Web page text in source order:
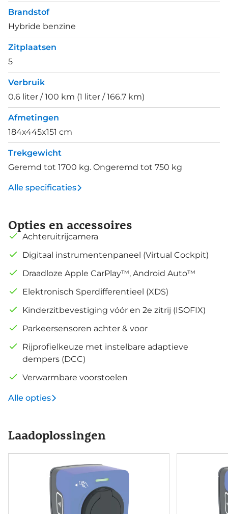
Brandstof
Hybride benzine
Zitplaatsen
5
Verbruik
0.6 liter / 100 km (1 liter / 166.7 km)
Afmetingen
184x445x151 cm
Trekgewicht
Geremd tot 1700 kg. Ongeremd tot 750 kg
Alle specificaties
Opties en accessoires
Achteruitrijcamera
Digitaal instrumentenpaneel (Virtual Cockpit)
Draadloze Apple CarPlay™, Android Auto™
Elektronisch Sperdifferentieel (XDS)
Kinderzitbevestiging vóór en 2e zitrij (ISOFIX)
Parkeersensoren achter & voor
Rijprofielkeuze met instelbare adaptieve
dempers (DCC)
Verwarmbare voorstoelen
Alle opties
Laadoplossingen